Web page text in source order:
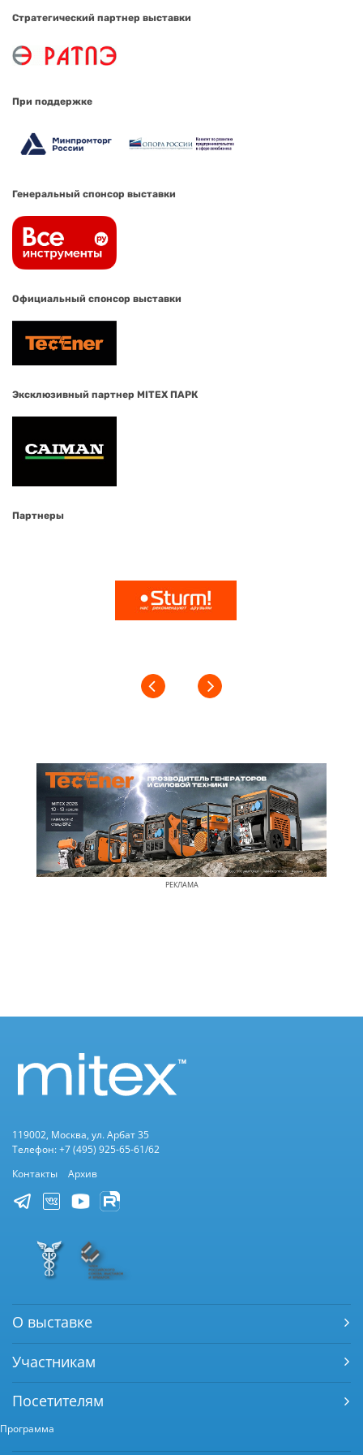
Стратегический партнер выставки
При поддержке
Генеральный спонсор выставки
Официальный спонсор выставки
Эксклюзивный партнер MITEX ПАРК
Партнеры
РЕКЛАМА
119002, Москва, ул. Арбат 35
Телефон: +7 (495) 925-65-61/62
Контакты
Архив
О выставке
Участникам
Посетителям
Программа